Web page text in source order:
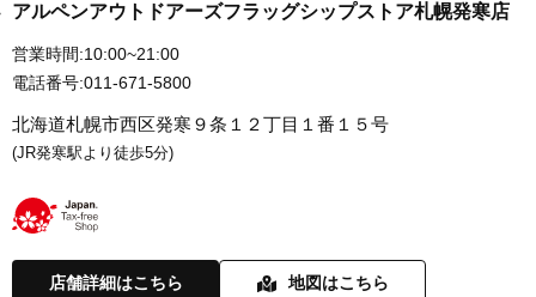
アルペンアウトドアーズフラッグシップストア札幌発寒店
営業時間:10:00~21:00
電話番号:011-671-5800
北海道札幌市西区発寒９条１２丁目１番１５号
(JR発寒駅より徒歩5分)
店舗詳細はこちら 地図はこちら